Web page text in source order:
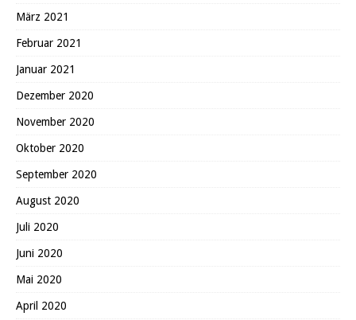
März 2021
Februar 2021
Januar 2021
Dezember 2020
November 2020
Oktober 2020
September 2020
August 2020
Juli 2020
Juni 2020
Mai 2020
April 2020